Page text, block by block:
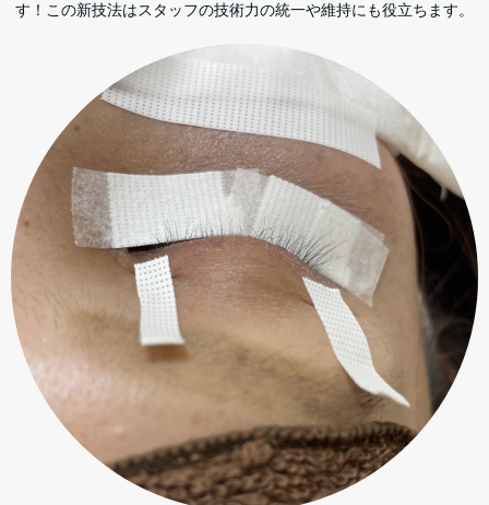
す！ この新技法はスタッフの技術力の統一や維持にも役立ちます。